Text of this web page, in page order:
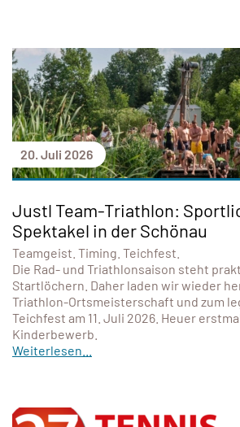
20. Juli 2026
Justl Team-Triathlon:
Spektakel in der Schönau
Teamgeist. Timing. Teichfest.
Die Rad- und Triathlonsaison steht
Startlöchern. Daher laden wir wieder
Triathlon-Ortsmeisterschaft und zum
Teichfest am 11. Juli 2026. Heuer
Kinderbewerb.
Weiterlesen...